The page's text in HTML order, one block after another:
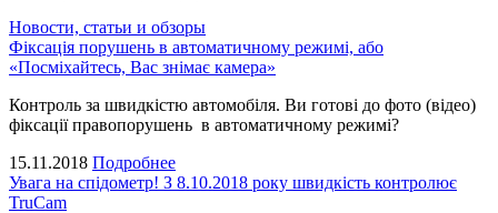
Новости, статьи и обзоры
Фіксація порушень в автоматичному режимі, або
«Посміхайтесь, Вас знімає камера»
Контроль за швидкістю автомобіля. Ви готові до фото (відео)
фіксації правопорушень в автоматичному режимі?
15.11.2018 Подробнее
Увага на спідометр! З 8.10.2018 року швидкість контролює
TruCam